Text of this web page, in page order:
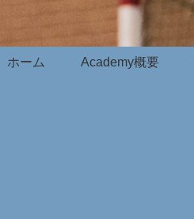
ホーム Academy概要